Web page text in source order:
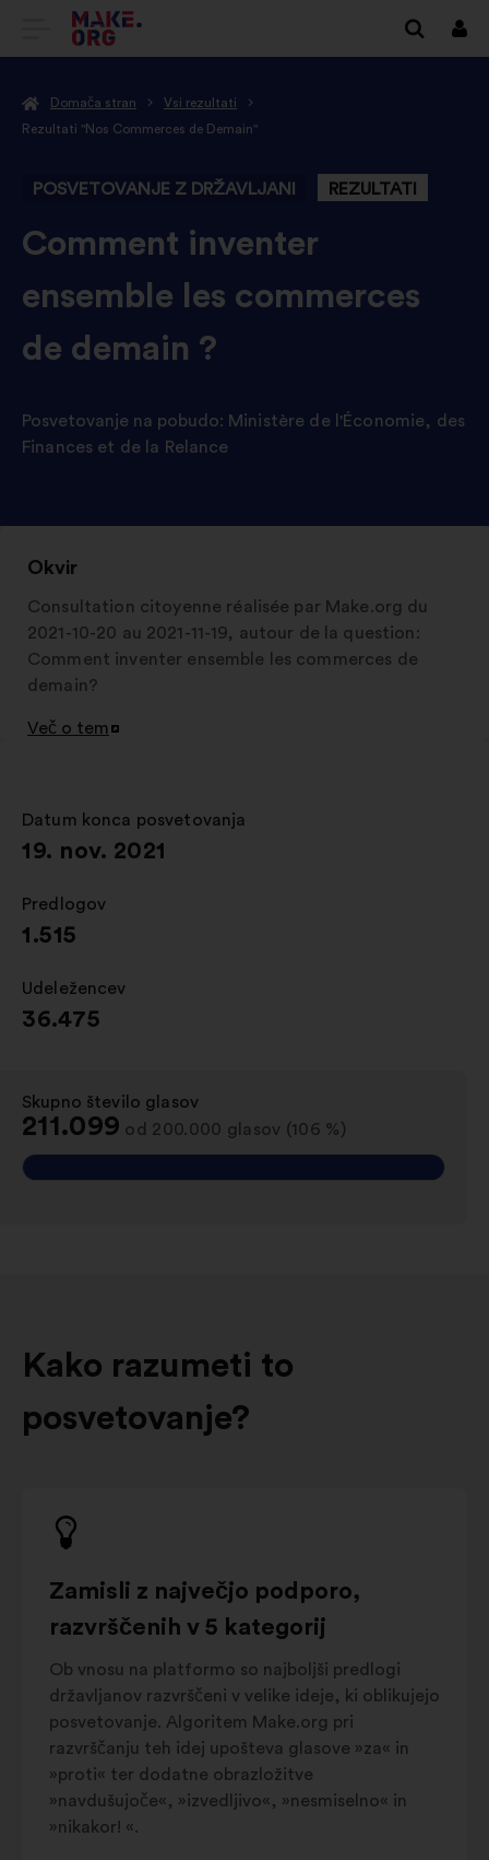
POJDI
DOMAČO
MAKE.ORG
Domača stran
Vsi rezultati
Rezultati "Nos Commerces de Demain"
POSVETOVANJE Z DRŽAVLJANI REZULTATI
-
Comment inventer
ensemble les commerces
de demain ?
Posvetovanje na pobudo: Ministère de l'Économie, des
Finances et de la Relance
Okvir
Consultation citoyenne réalisée par Make.org du
2021-10-20 au 2021-11-19, autour de la question:
Comment inventer ensemble les commerces de
demain?
Več o tem
Odpri
zavihku
Datum konca posvetovanja
:
19. nov. 2021
Predlogov
:
1.515
Udeležencev
:
36.475
Skupno število glasov
:
211.099 od 200.000 glasov (106 %)
Kako razumeti to
posvetovanje?
Zamisli z največjo podporo,
razvrščenih v 5 kategorij
Ob vnosu na platformo so najboljši predlogi
državljanov razvrščeni v velike ideje, ki oblikujejo
posvetovanje. Algoritem Make.org pri
razvrščanju teh idej upošteva glasove »za« in
»proti« ter dodatne obrazložitve
»navdušujoče«, »izvedljivo«, »nesmiselno« in
»nikakor! «.